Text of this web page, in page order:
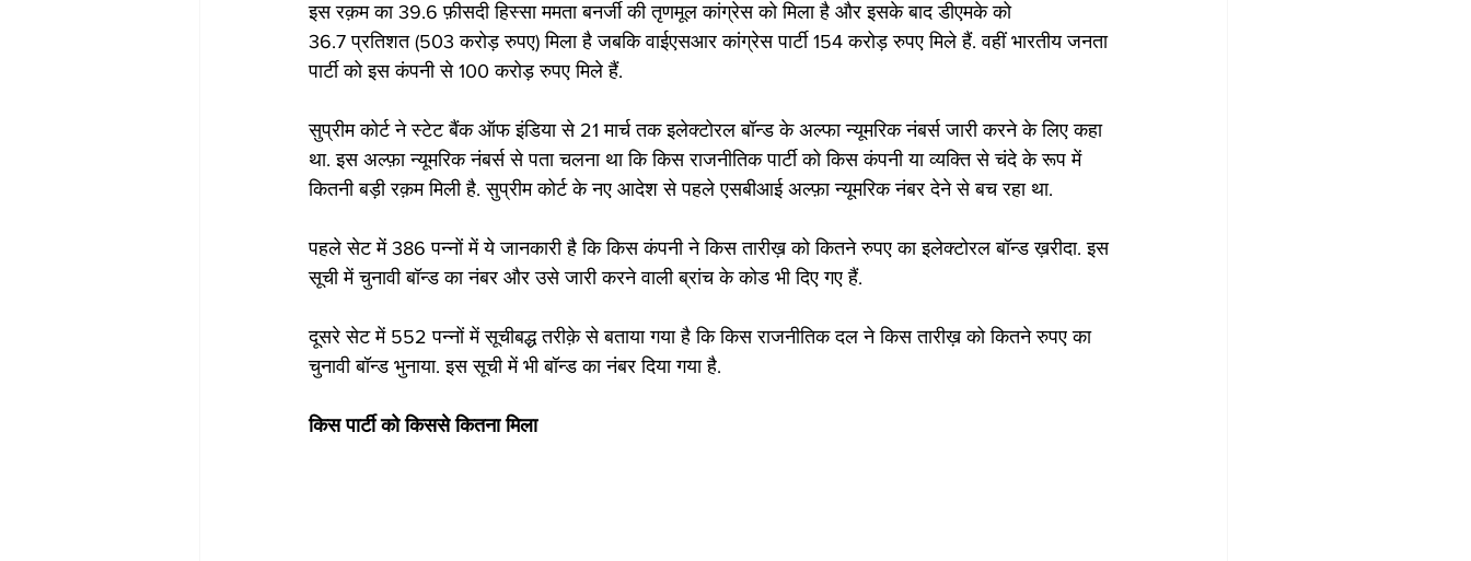
इस रक़म का 39.6 फ़ीसदी हिस्सा ममता बनर्जी की तृणमूल कांग्रेस को मिला है और इसके बाद डीएमके को
36.7 प्रतिशत (503 करोड़ रुपए) मिला है जबकि वाईएसआर कांग्रेस पार्टी 154 करोड़ रुपए मिले हैं. वहीं भारतीय जनता
पार्टी को इस कंपनी से 100 करोड़ रुपए मिले हैं.
सुप्रीम कोर्ट ने स्टेट बैंक ऑफ इंडिया से 21 मार्च तक इलेक्टोरल बॉन्ड के अल्फा न्यूमरिक नंबर्स जारी करने के लिए कहा
था. इस अल्फ़ा न्यूमरिक नंबर्स से पता चलना था कि किस राजनीतिक पार्टी को किस कंपनी या व्यक्ति से चंदे के रूप में
कितनी बड़ी रक़म मिली है. सुप्रीम कोर्ट के नए आदेश से पहले एसबीआई अल्फ़ा न्यूमरिक नंबर देने से बच रहा था.
पहले सेट में 386 पन्नों में ये जानकारी है कि किस कंपनी ने किस तारीख़ को कितने रुपए का इलेक्टोरल बॉन्ड ख़रीदा. इस
सूची में चुनावी बॉन्ड का नंबर और उसे जारी करने वाली ब्रांच के कोड भी दिए गए हैं.
दूसरे सेट में 552 पन्नों में सूचीबद्ध तरीक़े से बताया गया है कि किस राजनीतिक दल ने किस तारीख़ को कितने रुपए का
चुनावी बॉन्ड भुनाया. इस सूची में भी बॉन्ड का नंबर दिया गया है.
किस पार्टी को किससे कितना मिला